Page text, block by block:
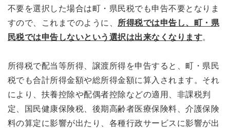
不要を選択した場合は町・県民税でも申告不要となりま
すので、これまでのように、
所得税では申告し、町・県
民税では申告しないという選択は出来なくなります。
所得税で配当等所得、譲渡所得を申告すると、町・県民
税でも合計所得金額や総所得金額に算入されます。それ
により、扶養控除や配偶者控除などの適用、非課税判
定、国民健康保険税、後期高齢者医療保険料、介護保険
料の算定に影響が出たり、各種行政サービスに影響が出